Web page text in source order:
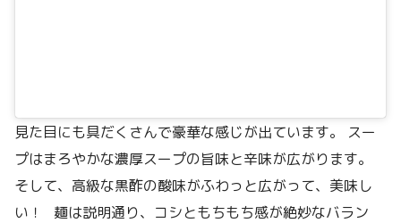
見た目にも具だくさんで豪華な感じが出ています。 スー
プはまろやかな濃厚スープの旨味と辛味が広がります。
そして、高級な黒酢の酸味がふわっと広がって、美味し
い！ 麺は説明通り、コシともちもち感が絶妙なバラン